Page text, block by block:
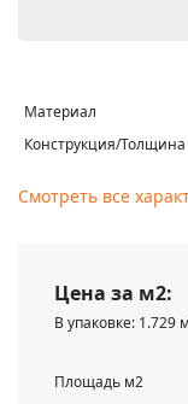
Материал
Конструкция/Толщина
Смотреть все
Цена за м2:
В упаковке: 1.729
Площадь м2